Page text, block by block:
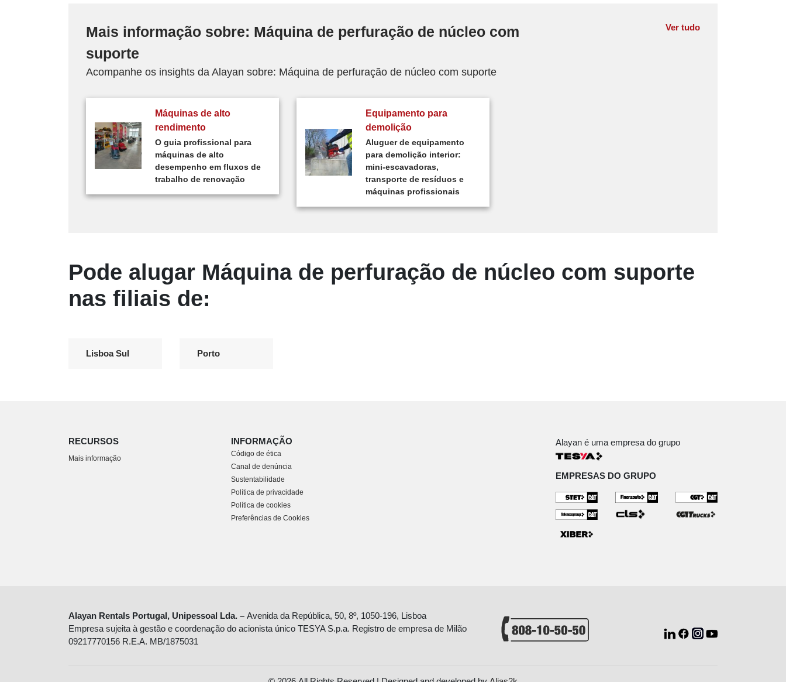
Mais informação sobre: Máquina de perfuração de núcleo com
suporte
Ver tudo
Acompanhe os insights da Alayan sobre: Máquina de perfuração de núcleo com suporte
Máquinas de alto
rendimento
O guia profissional para
máquinas de alto
desempenho em fluxos de
trabalho de renovação
Equipamento para
demolição
Aluguer de equipamento
para demolição interior:
mini-escavadoras,
transporte de resíduos e
máquinas profissionais
Pode alugar Máquina de perfuração de núcleo com suporte
nas filiais de:
Lisboa Sul Porto
RECURSOS
Mais informação
INFORMAÇÃO
Código de ética
Canal de denúncia
Sustentabilidade
Política de privacidade
Política de cookies
Preferências de Cookies
Alayan é uma empresa do grupo
EMPRESAS DO GRUPO
Alayan Rentals Portugal, Unipessoal Lda. – Avenida da República, 50, 8º, 1050-196, Lisboa
Empresa sujeita à gestão e coordenação do acionista único TESYA S.p.a. Registro de empresa de Milão
09217770156 R.E.A. MB/1875031